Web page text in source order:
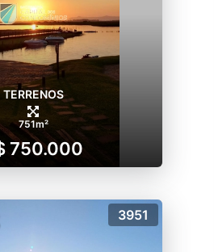
churrasqueira
TERRENOS
751m²
750.000
3951